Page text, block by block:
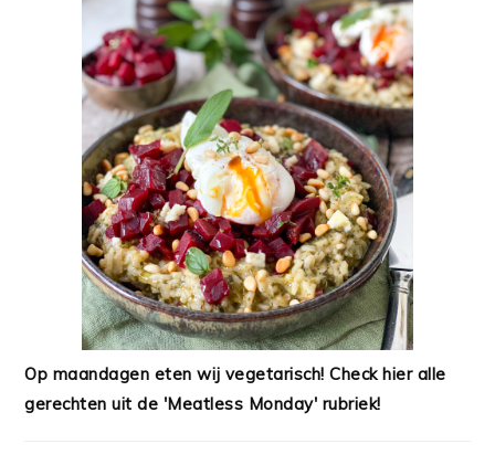
Op maandagen eten wij vegetarisch! Check hier alle
gerechten uit de 'Meatless Monday' rubriek!